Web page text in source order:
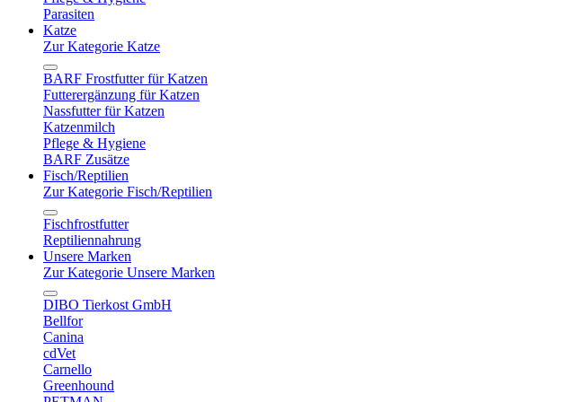
Parasiten
Katze
Zur Kategorie Katze
BARF Frostfutter für Katzen
Futterergänzung für Katzen
Nassfutter für Katzen
Katzenmilch
Pflege & Hygiene
BARF Zusätze
Fisch/Reptilien
Zur Kategorie Fisch/Reptilien
Fischfrostfutter
Reptiliennahrung
Unsere Marken
Zur Kategorie Unsere Marken
DIBO Tierkost GmbH
Bellfor
Canina
cdVet
Carnello
Greenhound